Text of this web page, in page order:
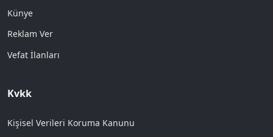
Künye
Reklam Ver
Vefat İlanları
Kvkk
Kişisel Verileri Koruma Kanunu